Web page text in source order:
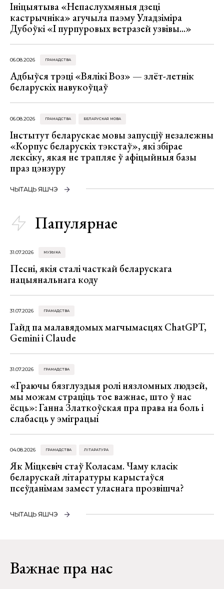
Ініцыятыва «Непаслухмяныя дзеці
кастрычніка» агучыла паэму Уладзіміра
Дубоўкі «І пурпуровых ветразей узвівы...»
06.08.2026 ГРАМАДСТВА
Адбыўся трэці «Вялікі Воз» — злёт-летнік
беларускіх навукоўцаў
06.08.2026 ГРАМАДСТВА БЕЛАРУСКАЯ МОВА
Інстытут беларускае мовы запусціў незалежны
«Корпус беларускіх тэкстаў», які збірае
лексіку, якая не трапляе ў афіцыйныя базы
праз цэнзуру
ЧЫТАЦЬ ЯШЧЭ
Папулярнае
31.07.2026 МУЗЫКА
Песні, якія сталі часткай беларускага
нацыянальнага коду
31.07.2026 ГРАМАДСТВА
Гайд па малавядомых магчымасцях ChatGPT,
Gemini і Claude
31.07.2026 ГРАМАДСТВА
«Граючы бязглуздыя ролі нязломных людзей,
мы можам страціць тое важнае, што ў нас
ёсць»: Ганна Златкоўская пра права на боль і
слабасць у эміграцыі
04.08.2026 ГРАМАДСТВА ЛІТАРАТУРА
Як Міцкевіч стаў Коласам. Чаму класік
беларускай літаратуры карыстаўся
псеўданімам замест уласнага прозвішча?
ЧЫТАЦЬ ЯШЧЭ
Важнае пра нас